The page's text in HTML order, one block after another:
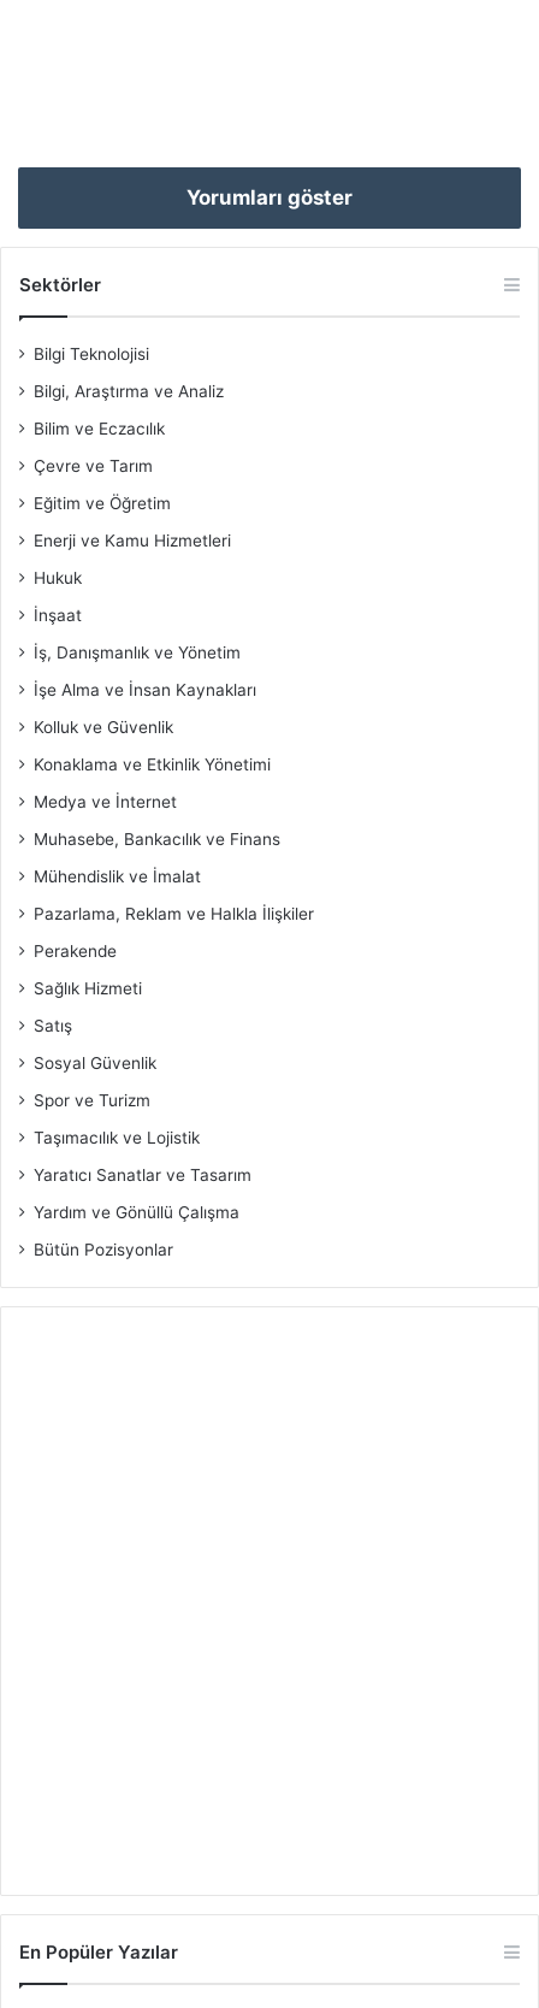
Yorumları göster
Sektörler
Bilgi Teknolojisi
Bilgi, Araştırma ve Analiz
Bilim ve Eczacılık
Çevre ve Tarım
Eğitim ve Öğretim
Enerji ve Kamu Hizmetleri
Hukuk
İnşaat
İş, Danışmanlık ve Yönetim
İşe Alma ve İnsan Kaynakları
Kolluk ve Güvenlik
Konaklama ve Etkinlik Yönetimi
Medya ve İnternet
Muhasebe, Bankacılık ve Finans
Mühendislik ve İmalat
Pazarlama, Reklam ve Halkla İlişkiler
Perakende
Sağlık Hizmeti
Satış
Sosyal Güvenlik
Spor ve Turizm
Taşımacılık ve Lojistik
Yaratıcı Sanatlar ve Tasarım
Yardım ve Gönüllü Çalışma
Bütün Pozisyonlar
En Popüler Yazılar